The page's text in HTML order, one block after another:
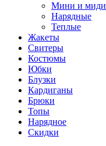
Мини и миди
Нарядные
Теплые
Жакеты
Свитеры
Костюмы
Юбки
Блузки
Кардиганы
Брюки
Топы
Нарядное
Скидки